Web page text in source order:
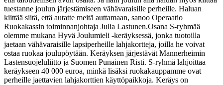
tuestanne joulun järjestämiseen vähävaraisille perheille. Haluan
kiittää siitä, että autatte meitä auttamaan, sanoo Operaatio
Ruokakassin toiminnanjohtaja Julia Lastunen.Osana S-ryhmää
olemme mukana Hyvä Joulumieli -keräyksessä, jonka tuotoilla
jaetaan vähävaraisille lapsiperheille lahjakortteja, joilla he voivat
ostaa ruokaa joulupöytään. Keräyksen järjestävät Mannerheimin
Lastensuojeluliitto ja Suomen Punainen Risti. S-ryhmä lahjoittaa
keräykseen 40 000 euroa, minkä lisäksi ruokakauppamme ovat
perheille jaettavien lahjakorttien käyttöpaikkoja. Keräys on